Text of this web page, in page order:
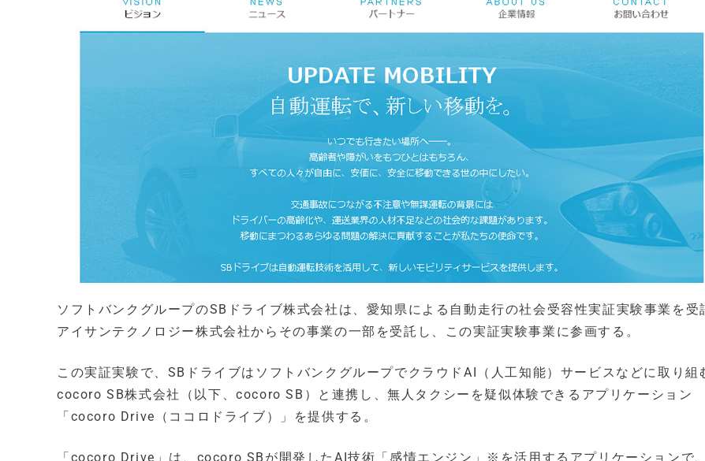
ソフトバンクグループのSBドライブ株式会社は、愛知県による自動走行の社会受容性実証実験事業を受
アイサンテクノロジー株式会社からその事業の一部を受託し、この実証実験事業に参画する。
この実証実験で、SBドライブはソフトバンクグループでクラウドAI（人工知能）サービスなどに取り組
cocoro SB株式会社（以下、cocoro SB）と連携し、無人タクシーを疑似体験できるアプリケーション
「cocoro Drive（ココロドライブ）」を提供する。
「cocoro Drive」は、cocoro SBが開発したAI技術「感情エンジン」※を活用するアプリケーションで